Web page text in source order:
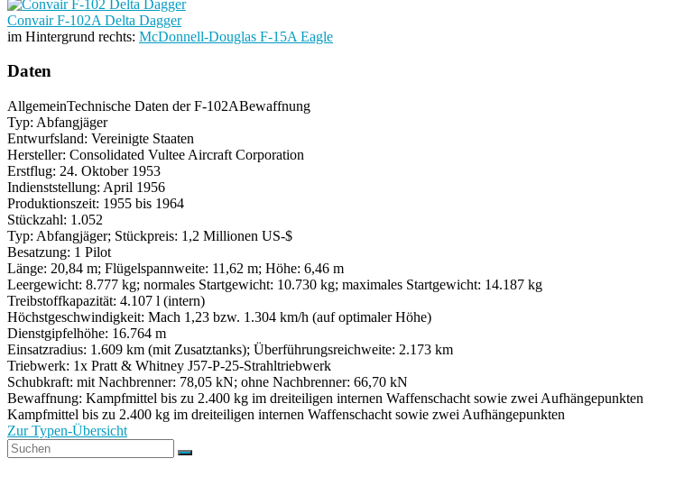
Convair F-102A Delta Dagger
im Hintergrund rechts: McDonnell-Douglas F-15A Eagle
Daten
AllgemeinTechnische Daten der F-102ABewaffnung
Typ: Abfangjäger
Entwurfsland: Vereinigte Staaten
Hersteller: Consolidated Vultee Aircraft Corporation
Erstflug: 24. Oktober 1953
Indienststellung: April 1956
Produktionszeit: 1955 bis 1964
Stückzahl: 1.052
Typ: Abfangjäger; Stückpreis: 1,2 Millionen US-$
Besatzung: 1 Pilot
Länge: 20,84 m; Flügelspannweite: 11,62 m; Höhe: 6,46 m
Leergewicht: 8.777 kg; normales Startgewicht: 10.730 kg; maximales Startgewicht: 14.187 kg
Treibstoffkapazität: 4.107 l (intern)
Höchstgeschwindigkeit: Mach 1,23 bzw. 1.304 km/h (auf optimaler Höhe)
Dienstgipfelhöhe: 16.764 m
Einsatzradius: 1.609 km (mit Zusatztanks); Überführungsreichweite: 2.173 km
Triebwerk: 1x Pratt & Whitney J57-P-25-Strahltriebwerk
Schubkraft: mit Nachbrenner: 78,05 kN; ohne Nachbrenner: 66,70 kN
Bewaffnung: Kampfmittel bis zu 2.400 kg im dreiteiligen internen Waffenschacht sowie zwei Aufhängepunkten
Kampfmittel bis zu 2.400 kg im dreiteiligen internen Waffenschacht sowie zwei Aufhängepunkten
Zur Typen-Übersicht